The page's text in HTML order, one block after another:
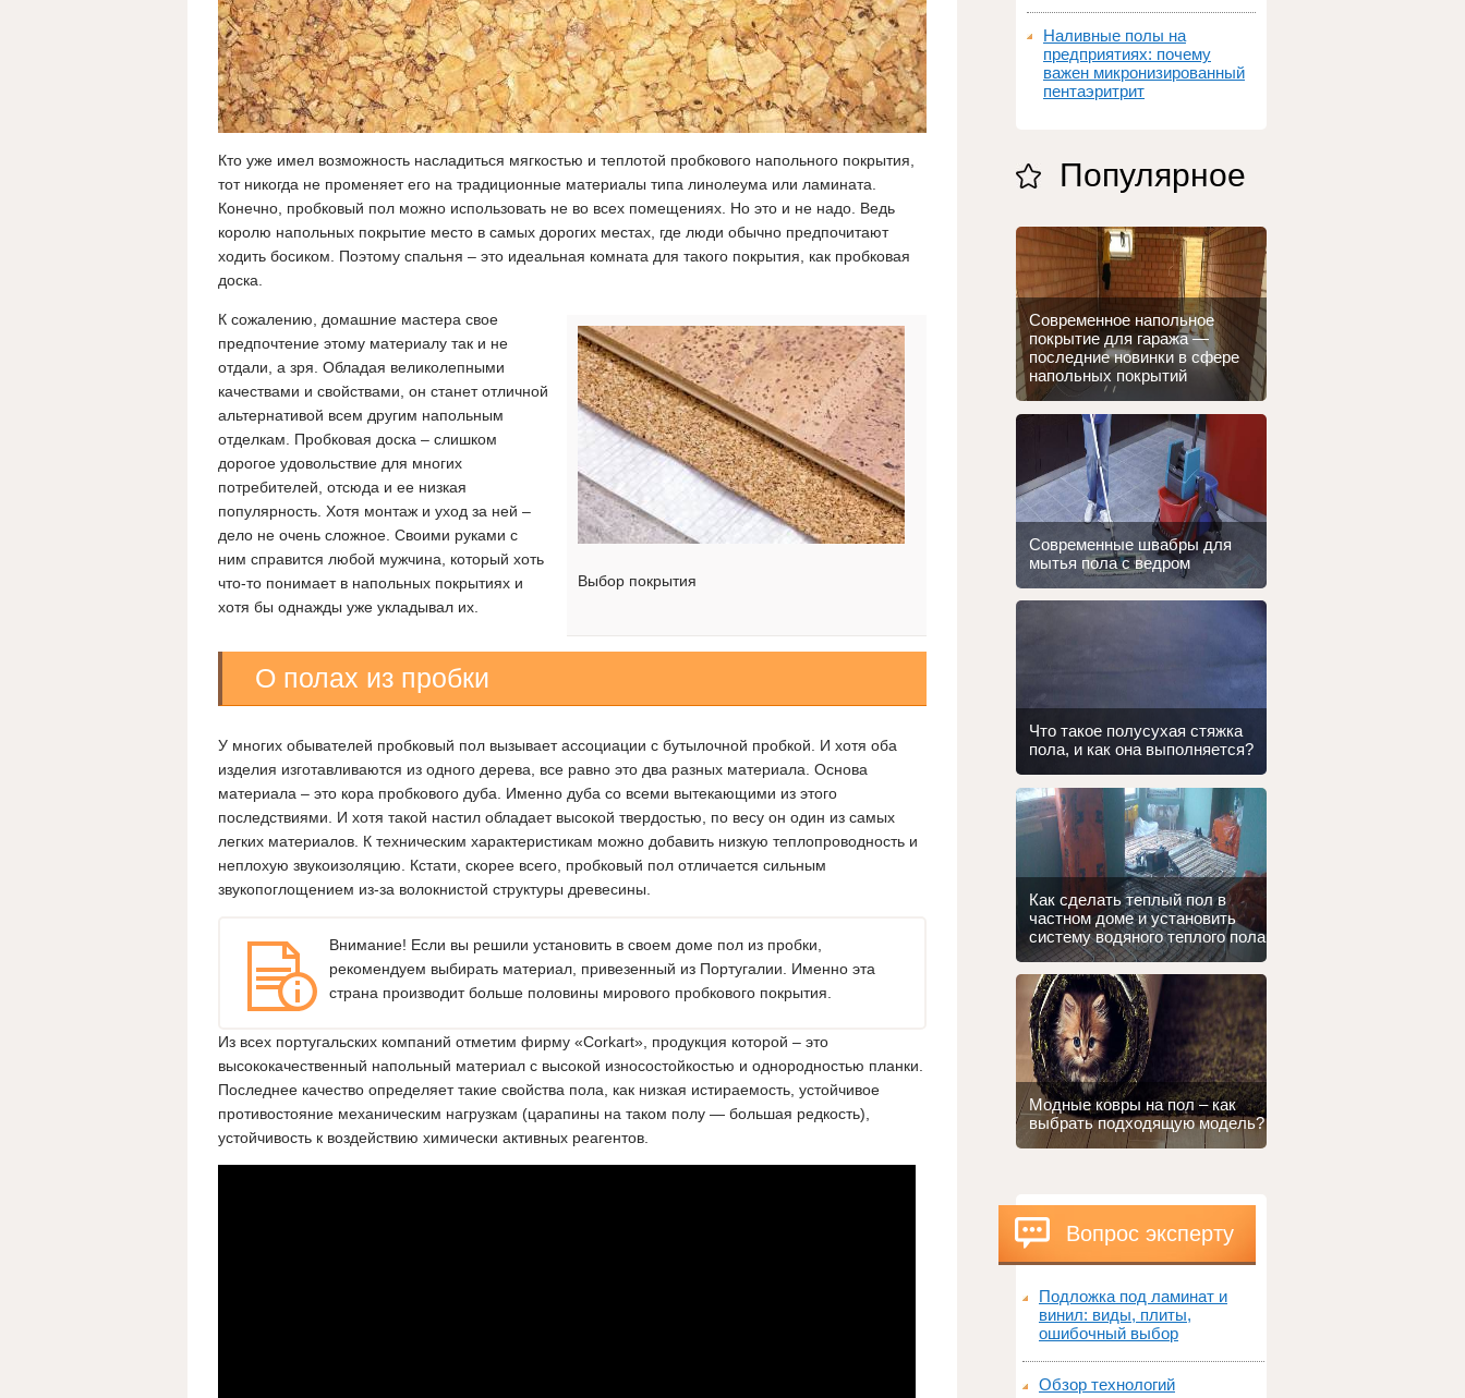
Кто уже имел возможность насладиться мягкостью и теплотой пробкового напольного покрытия,
тот никогда не променяет его на традиционные материалы типа линолеума или ламината.
Конечно, пробковый пол можно использовать не во всех помещениях. Но это и не надо. Ведь
королю напольных покрытие место в самых дорогих местах, где люди обычно предпочитают
ходить босиком. Поэтому спальня – это идеальная комната для такого покрытия, как пробковая
доска.
Выбор покрытия
К сожалению, домашние мастера свое
предпочтение этому материалу так и не
отдали, а зря. Обладая великолепными
качествами и свойствами, он станет отличной
альтернативой всем другим напольным
отделкам. Пробковая доска – слишком
дорогое удовольствие для многих
потребителей, отсюда и ее низкая
популярность. Хотя монтаж и уход за ней –
дело не очень сложное. Своими руками с
ним справится любой мужчина, который хоть
что-то понимает в напольных покрытиях и
хотя бы однажды уже укладывал их.
О полах из пробки
У многих обывателей пробковый пол вызывает ассоциации с бутылочной пробкой. И хотя оба
изделия изготавливаются из одного дерева, все равно это два разных материала. Основа
материала – это кора пробкового дуба. Именно дуба со всеми вытекающими из этого
последствиями. И хотя такой настил обладает высокой твердостью, по весу он один из самых
легких материалов. К техническим характеристикам можно добавить низкую теплопроводность и
неплохую звукоизоляцию. Кстати, скорее всего, пробковый пол отличается сильным
звукопоглощением из-за волокнистой структуры древесины.
Внимание! Если вы решили установить в своем доме пол из пробки,
рекомендуем выбирать материал, привезенный из Португалии. Именно эта
страна производит больше половины мирового пробкового покрытия.
Из всех португальских компаний отметим фирму «Corkart», продукция которой – это
высококачественный напольный материал с высокой износостойкостью и однородностью планки.
Последнее качество определяет такие свойства пола, как низкая истираемость, устойчивое
противостояние механическим нагрузкам (царапины на таком полу — большая редкость),
устойчивость к воздействию химически активных реагентов.
Наливные полы на
предприятиях: почему
важен микронизированный
пентаэритрит
Популярное
Современное напольное
покрытие для гаража —
последние новинки в сфере
напольных покрытий
Современные швабры для
мытья пола с ведром
Что такое полусухая стяжка
пола, и как она выполняется?
Как сделать теплый пол в
частном доме и установить
систему водяного теплого пола
Модные ковры на пол – как
выбрать подходящую модель?
Вопрос эксперту
Подложка под ламинат и
винил: виды, плиты,
ошибочный выбор
Обзор технологий